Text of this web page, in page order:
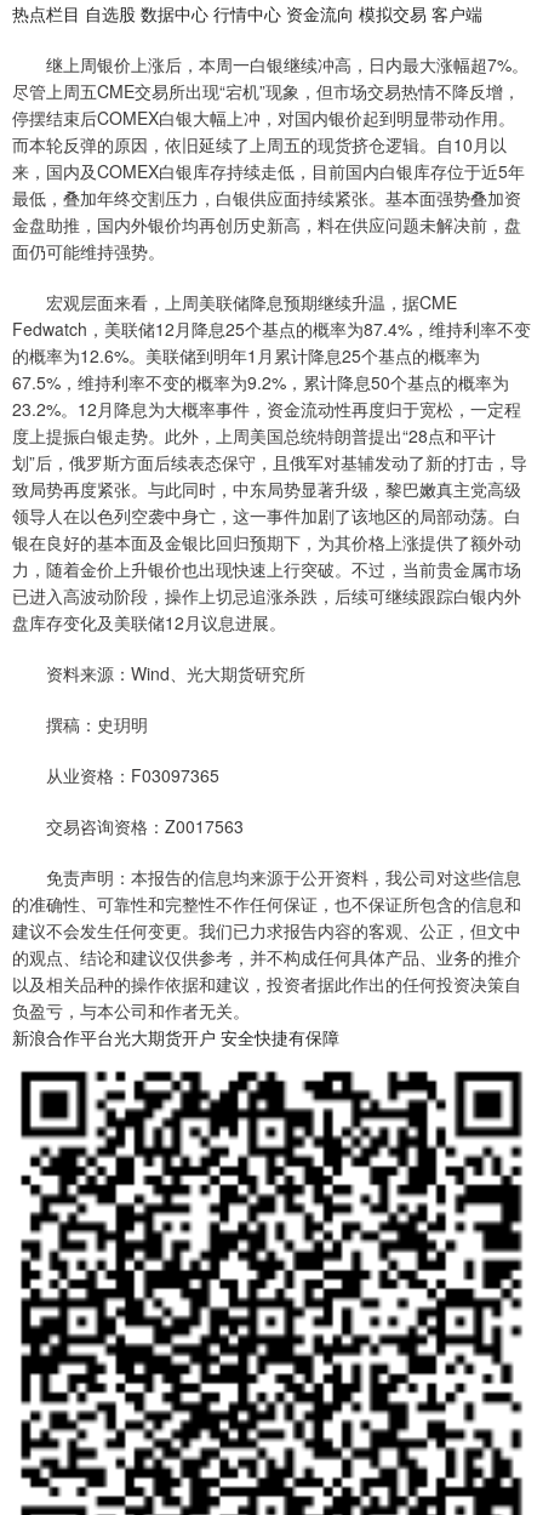
热点栏目 自选股 数据中心 行情中心 资金流向 模拟交易 客户端
继上周银价上涨后，本周一白银继续冲高，日内最大涨幅超7%。
尽管上周五CME交易所出现“宕机”现象，但市场交易热情不降反增，
停摆结束后COMEX白银大幅上冲，对国内银价起到明显带动作用。
而本轮反弹的原因，依旧延续了上周五的现货挤仓逻辑。自10月以
来，国内及COMEX白银库存持续走低，目前国内白银库存位于近5年
最低，叠加年终交割压力，白银供应面持续紧张。基本面强势叠加资
金盘助推，国内外银价均再创历史新高，料在供应问题未解决前，盘
面仍可能维持强势。
宏观层面来看，上周美联储降息预期继续升温，据CME
Fedwatch，美联储12月降息25个基点的概率为87.4%，维持利率不变
的概率为12.6%。美联储到明年1月累计降息25个基点的概率为
67.5%，维持利率不变的概率为9.2%，累计降息50个基点的概率为
23.2%。12月降息为大概率事件，资金流动性再度归于宽松，一定程
度上提振白银走势。此外，上周美国总统特朗普提出“28点和平计
划”后，俄罗斯方面后续表态保守，且俄军对基辅发动了新的打击，导
致局势再度紧张。与此同时，中东局势显著升级，黎巴嫩真主党高级
领导人在以色列空袭中身亡，这一事件加剧了该地区的局部动荡。白
银在良好的基本面及金银比回归预期下，为其价格上涨提供了额外动
力，随着金价上升银价也出现快速上行突破。不过，当前贵金属市场
已进入高波动阶段，操作上切忌追涨杀跌，后续可继续跟踪白银内外
盘库存变化及美联储12月议息进展。
资料来源：Wind、光大期货研究所
撰稿：史玥明
从业资格：F03097365
交易咨询资格：Z0017563
免责声明：本报告的信息均来源于公开资料，我公司对这些信息
的准确性、可靠性和完整性不作任何保证，也不保证所包含的信息和
建议不会发生任何变更。我们已力求报告内容的客观、公正，但文中
的观点、结论和建议仅供参考，并不构成任何具体产品、业务的推介
以及相关品种的操作依据和建议，投资者据此作出的任何投资决策自
负盈亏，与本公司和作者无关。
新浪合作平台光大期货开户 安全快捷有保障